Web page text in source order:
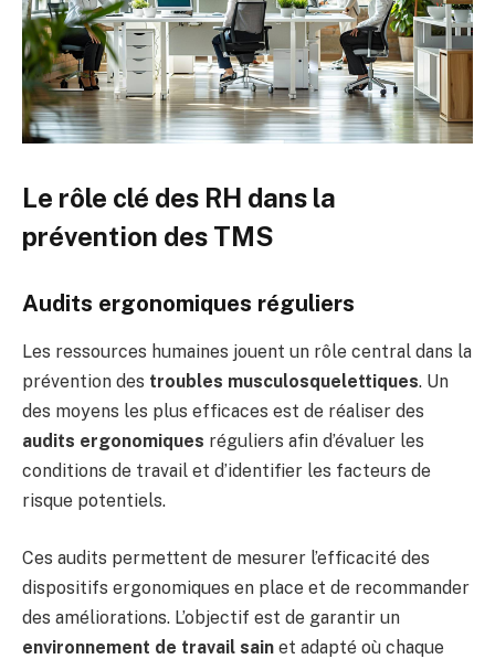
Le rôle clé des RH dans la
prévention des TMS
Audits ergonomiques réguliers
Les ressources humaines jouent un rôle central dans la
prévention des troubles musculosquelettiques. Un
des moyens les plus efficaces est de réaliser des
audits ergonomiques réguliers afin d’évaluer les
conditions de travail et d’identifier les facteurs de
risque potentiels.
Ces audits permettent de mesurer l’efficacité des
dispositifs ergonomiques en place et de recommander
des améliorations. L’objectif est de garantir un
environnement de travail sain et adapté où chaque